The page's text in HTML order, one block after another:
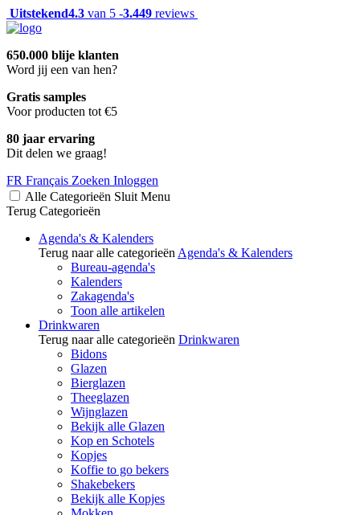
Uitstekend4.3 van 5 -3.449 reviews
650.000 blije klanten
Word jij een van hen?
Gratis samples
Voor producten tot €5
80 jaar ervaring
Dit delen we graag!
FR Français Zoeken Inloggen
Alle Categorieën Sluit Menu
Terug Categorieën
Agenda's & Kalenders
Terug naar alle categorieën Agenda's & Kalenders
Bureau-agenda's
Kalenders
Zakagenda's
Toon alle artikelen
Drinkwaren
Terug naar alle categorieën Drinkwaren
Bidons
Glazen
Bierglazen
Theeglazen
Wijnglazen
Bekijk alle Glazen
Kop en Schotels
Kopjes
Koffie to go bekers
Shakebekers
Bekijk alle Kopjes